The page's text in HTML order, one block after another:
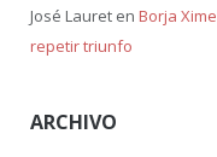
José Laureten Borja
repetir triunfo
ARCHIVO